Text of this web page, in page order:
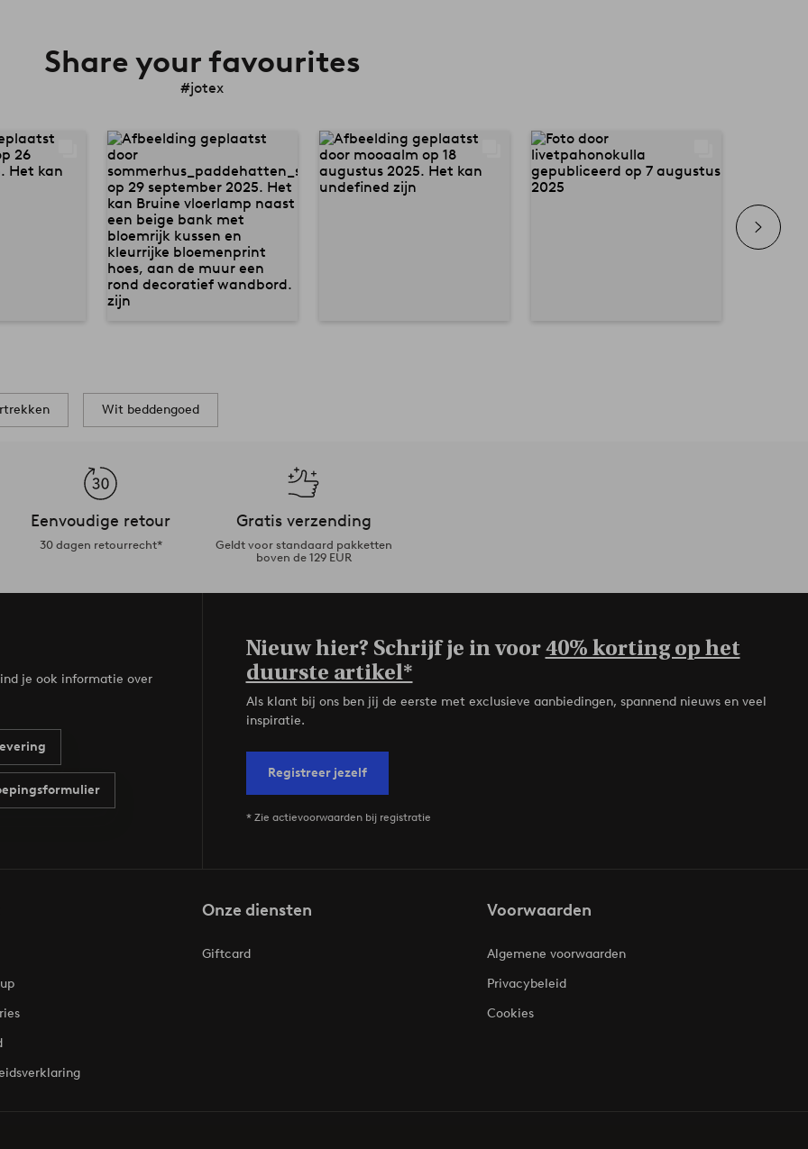
Share your favourites
#jotex
Wit beddengoed
Eenvoudige retour
30 dagen retourrecht*
Gratis verzending
Geldt voor standaard pakketten
boven de 129 EUR
je ook informatie over
Nieuw hier? Schrijf je in voor40% korting op het
duurste artikel*
Als klant bij ons ben jij de eerste met exclusieve aanbiedingen, spannend nieuws en veel
inspiratie.
Registreer jezelf
* Zie actievoorwaarden bij registratie
Onze diensten
Giftcard
Voorwaarden
Algemene voorwaarden
Privacybeleid
Cookies